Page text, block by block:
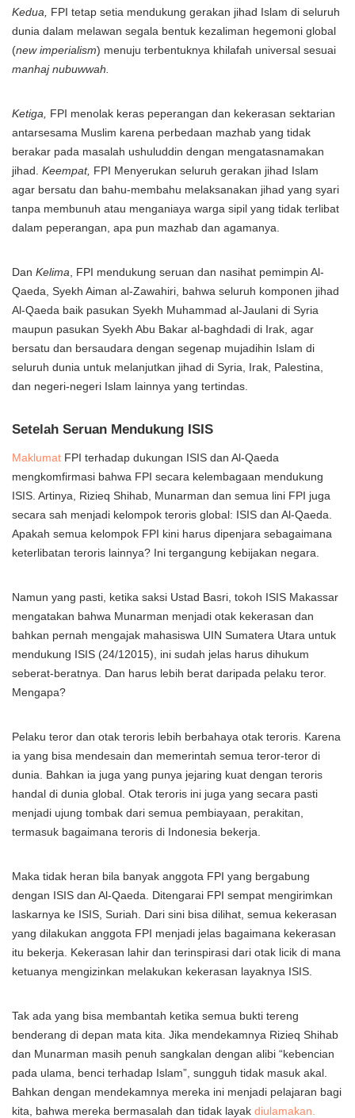
Kedua,
FPI tetap setia mendukung gerakan jihad Islam di seluruh
dunia dalam melawan segala bentuk kezaliman hegemoni global
(new imperialism) menuju terbentuknya khilafah universal sesuai
manhaj nubuwwah.
Ketiga,
FPI menolak keras peperangan dan kekerasan sektarian
antarsesama Muslim karena perbedaan mazhab yang tidak
berakar pada masalah ushuluddin dengan mengatasnamakan
jihad. Keempat, FPI Menyerukan seluruh gerakan jihad Islam
agar bersatu dan bahu-membahu melaksanakan jihad yang syari
tanpa membunuh atau menganiaya warga sipil yang tidak terlibat
dalam peperangan, apa pun mazhab dan agamanya.
Dan Kelima , FPI mendukung seruan dan nasihat pemimpin Al-
Qaeda, Syekh Aiman al-Zawahiri, bahwa seluruh komponen jihad
Al-Qaeda baik pasukan Syekh Muhammad al-Jaulani di Syria
maupun pasukan Syekh Abu Bakar al-baghdadi di Irak, agar
bersatu dan bersaudara dengan segenap mujadihin Islam di
seluruh dunia untuk melanjutkan jihad di Syria, Irak, Palestina,
dan negeri-negeri Islam lainnya yang tertindas.
Setelah Seruan Mendukung ISIS
Maklumat FPI terhadap dukungan ISIS dan Al-Qaeda
mengkomfirmasi bahwa FPI secara kelembagaan mendukung
ISIS. Artinya, Rizieq Shihab, Munarman dan semua lini FPI juga
secara sah menjadi kelompok teroris global: ISIS dan Al-Qaeda.
Apakah semua kelompok FPI kini harus dipenjara sebagaimana
keterlibatan teroris lainnya? Ini tergangung kebijakan negara.
Namun yang pasti, ketika saksi Ustad Basri, tokoh ISIS Makassar
mengatakan bahwa Munarman menjadi otak kekerasan dan
bahkan pernah mengajak mahasiswa UIN Sumatera Utara untuk
mendukung ISIS (24/12015), ini sudah jelas harus dihukum
seberat-beratnya. Dan harus lebih berat daripada pelaku teror.
Mengapa?
Pelaku teror dan otak teroris lebih berbahaya otak teroris. Karena
ia yang bisa mendesain dan memerintah semua teror-teror di
dunia. Bahkan ia juga yang punya jejaring kuat dengan teroris
handal di dunia global. Otak teroris ini juga yang secara pasti
menjadi ujung tombak dari semua pembiayaan, perakitan,
termasuk bagaimana teroris di Indonesia bekerja.
Maka tidak heran bila banyak anggota FPI yang bergabung
dengan ISIS dan Al-Qaeda. Ditengarai FPI sempat mengirimkan
laskarnya ke ISIS, Suriah. Dari sini bisa dilihat, semua kekerasan
yang dilakukan anggota FPI menjadi jelas bagaimana kekerasan
itu bekerja. Kekerasan lahir dan terinspirasi dari otak licik di mana
ketuanya mengizinkan melakukan kekerasan layaknya ISIS.
Tak ada yang bisa membantah ketika semua bukti tereng
benderang di depan mata kita. Jika mendekamnya Rizieq Shihab
dan Munarman masih penuh sangkalan dengan alibi “kebencian
pada ulama, benci terhadap Islam”, sungguh tidak masuk akal.
Bahkan dengan mendekamnya mereka ini menjadi pelajaran bagi
kita, bahwa mereka bermasalah dan tidak layak diulamakan.